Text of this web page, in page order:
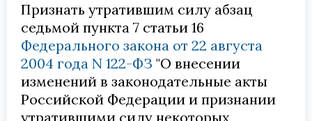
Признать утратившим силу абзац
седьмой пункта 7 статьи 16
Федерального закона от 22 августа
2004 года N 122-ФЗ "О внесении
изменений в законодательные акты
Российской Федерации и признании
утратившими силу некоторых